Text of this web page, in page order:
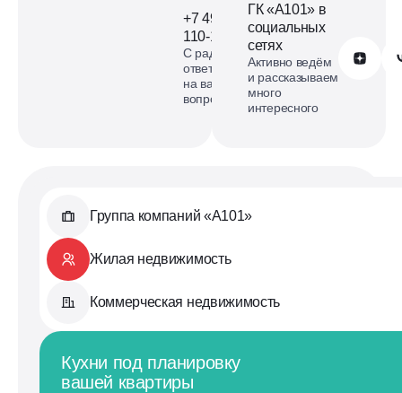
+7 499
110-18-73
С радостью
ответим
на ваши
вопросы
Обратиться в А101
ГК «А101» в
социальных
сетях
Активно ведём
и рассказываем
много
интересного
Группа компаний «А101»
Жилая недвижимость
Коммерческая недвижимость
Кухни под планировку
вашей квартиры